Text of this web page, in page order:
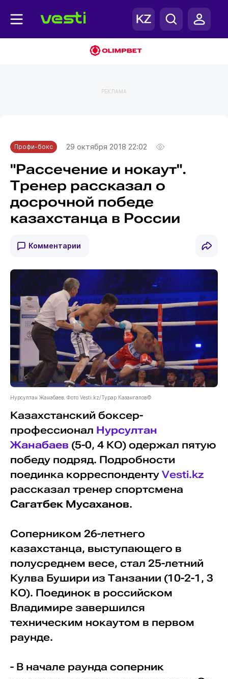
РЕКЛАМА
Профи-бокс 29 октября 2018 22:02
"Рассечение и нокаут".
Тренер рассказал о
досрочной победе
казахстанца в России
Комментарии
Нурсултан Жанабаев. Фото Vesti.kz/Турар Казангапов©
Казахстанский боксер-
профессионал Нурсултан
Жанабаев (5-0, 4 КО) одержал пятую
победу подряд. Подробности
поединка корреспонденту Vesti.kz
рассказал тренер спортсмена
Сагатбек Мусаханов.
Соперником 26-летнего
казахстанца, выступающего в
полусреднем весе, стал 25-летний
Кулва Бушири из Танзании (10-2-1, 3
КО). Поединок в российском
Владимире завершился
техническим нокаутом в первом
раунде.
- В начале раунда соперник